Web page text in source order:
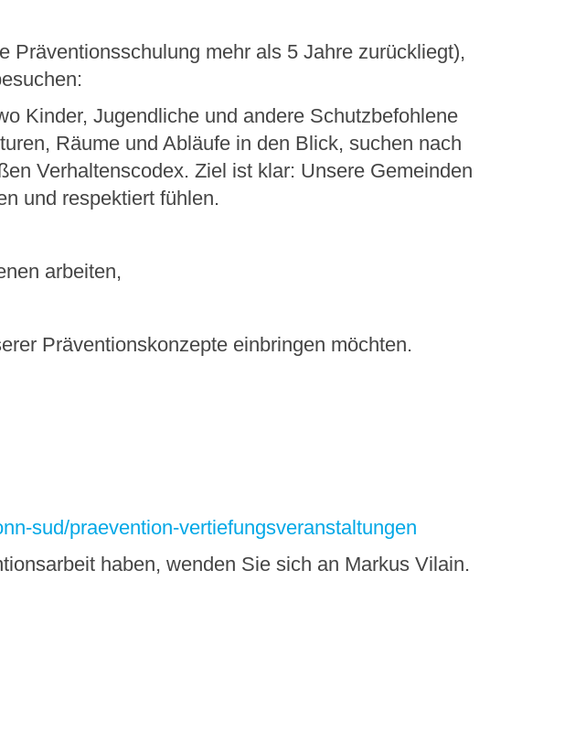
Präventionsschulung mehr als 5 Jahre zurückliegt),
Kinder, Jugendliche und andere Schutzbefohlene
Räume und Abläufe in den Blick, suchen nach
Verhaltenscodex. Ziel ist klar: Unsere Gemeinden
und respektiert fühlen.
arbeiten,
Präventionskonzepte einbringen möchten.
sud/praevention-vertiefungsveranstaltungen
haben, wenden Sie sich an Markus Vilain.